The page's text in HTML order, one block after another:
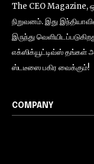
The CEO Magazine,
நிறுவனம். இது
இருந்து
எக்ஸிக்யூட்டிவ்ஸ் தங்கள்
ஸ்டடீஸை பகிர வைக்கும்!
COMPANY